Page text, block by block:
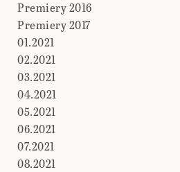
Premiery 2016
Premiery 2017
01.2021
02.2021
03.2021
04.2021
05.2021
06.2021
07.2021
08.2021